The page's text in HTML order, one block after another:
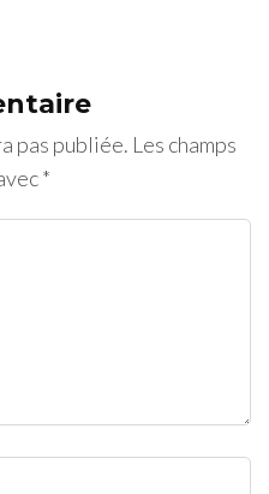
pas publiée. Les champs
*